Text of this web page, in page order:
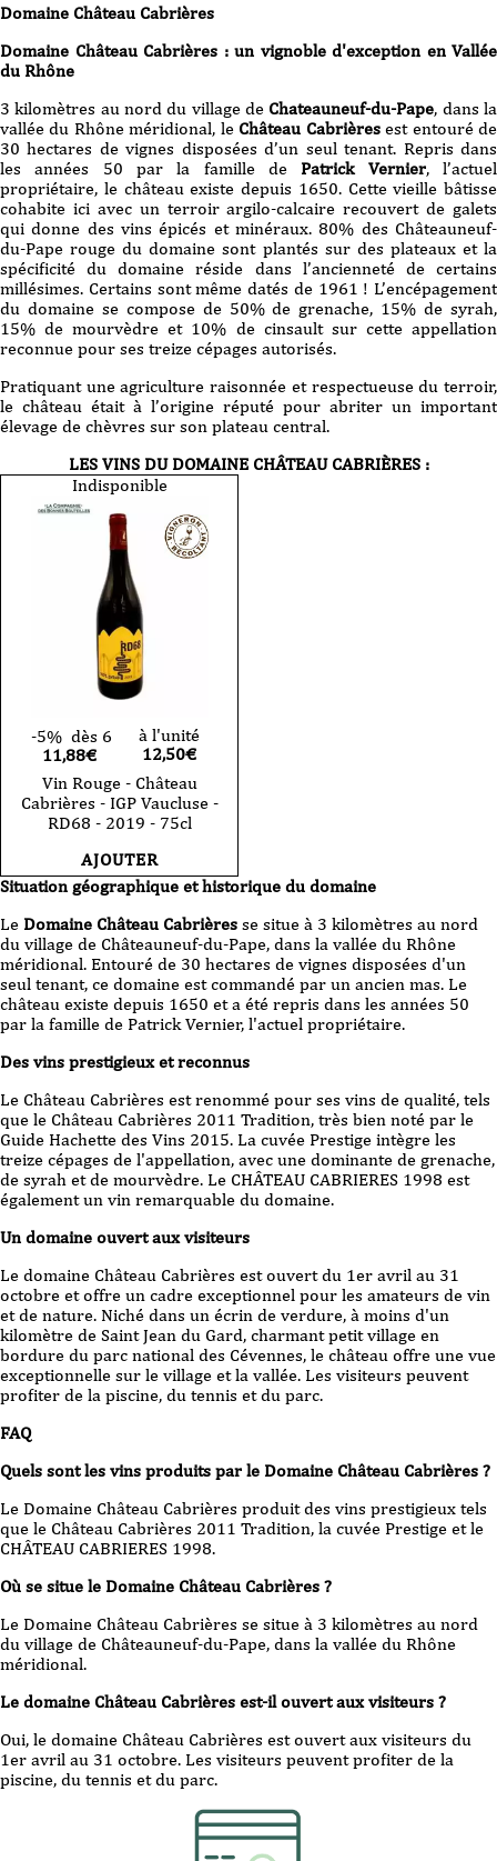
Domaine Château Cabrières
Domaine Château Cabrières : un vignoble d'exception en Vallée
du Rhône
3 kilomètres au nord du village de Chateauneuf-du-Pape, dans la
vallée du Rhône méridional, le Château Cabrièresest entouré de
30 hectares de vignes disposées d’un seul tenant. Repris dans
les années 50 par la famille de Patrick Vernier, l’actuel
propriétaire, le château existe depuis 1650. Cette vieille bâtisse
cohabite ici avec un terroir argilo-calcaire recouvert de galets
qui donne des vins épicés et minéraux. 80% des Châteauneuf-
du-Pape rouge du domaine sont plantés sur des plateaux et la
spécificité du domaine réside dans l’ancienneté de certains
millésimes. Certains sont même datés de 1961 ! L’encépagement
du domaine se compose de 50% de grenache, 15% de syrah,
15% de mourvèdre et 10% de cinsault sur cette appellation
reconnue pour ses treize cépages autorisés.
Pratiquant une agriculture raisonnée et respectueuse du terroir,
le château était à l’origine réputé pour abriter un important
élevage de chèvres sur son plateau central.
LES VINS DU DOMAINE CHÂTEAU CABRIÈRES:
Indisponible
-5% dès 6
11,88€
à l'unité
12,50€
Vin Rouge - Château
Cabrières - IGP Vaucluse -
RD68 - 2019 - 75cl
AJOUTER
Situation géographique et historique du domaine
Le Domaine Château Cabrières se situe à 3 kilomètres au nord
du village de Châteauneuf-du-Pape, dans la vallée du Rhône
méridional. Entouré de 30 hectares de vignes disposées d'un
seul tenant, ce domaine est commandé par un ancien mas. Le
château existe depuis 1650 et a été repris dans les années 50
par la famille de Patrick Vernier, l'actuel propriétaire.
Des vins prestigieux et reconnus
Le Château Cabrières est renommé pour ses vins de qualité, tels
que le Château Cabrières 2011 Tradition, très bien noté par le
Guide Hachette des Vins 2015. La cuvée Prestige intègre les
treize cépages de l'appellation, avec une dominante de grenache,
de syrah et de mourvèdre. Le CHÂTEAU CABRIERES 1998 est
également un vin remarquable du domaine.
Un domaine ouvert aux visiteurs
Le domaine Château Cabrières est ouvert du 1er avril au 31
octobre et offre un cadre exceptionnel pour les amateurs de vin
et de nature. Niché dans un écrin de verdure, à moins d'un
kilomètre de Saint Jean du Gard, charmant petit village en
bordure du parc national des Cévennes, le château offre une vue
exceptionnelle sur le village et la vallée. Les visiteurs peuvent
profiter de la piscine, du tennis et du parc.
FAQ
Quels sont les vins produits par le Domaine Château Cabrières ?
Le Domaine Château Cabrières produit des vins prestigieux tels
que le Château Cabrières 2011 Tradition, la cuvée Prestige et le
CHÂTEAU CABRIERES 1998.
Où se situe le Domaine Château Cabrières ?
Le Domaine Château Cabrières se situe à 3 kilomètres au nord
du village de Châteauneuf-du-Pape, dans la vallée du Rhône
méridional.
Le domaine Château Cabrières est-il ouvert aux visiteurs ?
Oui, le domaine Château Cabrières est ouvert aux visiteurs du
1er avril au 31 octobre. Les visiteurs peuvent profiter de la
piscine, du tennis et du parc.